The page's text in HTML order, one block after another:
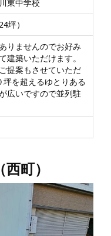
東中学校
坪）
りませんのでお好み
建築いただけます。
提案もさせていただ
を超えるゆとりある
広いですので並列駐
町）